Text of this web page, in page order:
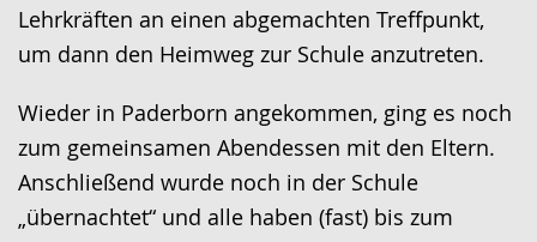
Lehrkräften an einen abgemachten Treffpunkt,
um dann den Heimweg zur Schule anzutreten.
Wieder in Paderborn angekommen, ging es noch
zum gemeinsamen Abendessen mit den Eltern.
Anschließend wurde noch in der Schule
„übernachtet“ und alle haben (fast) bis zum